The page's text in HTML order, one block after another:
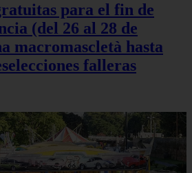
para el fin de
(del 26 al 28 de
macromascletà hasta
falleras